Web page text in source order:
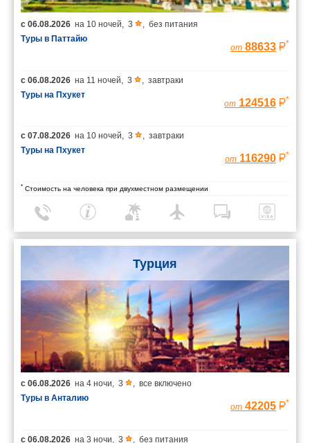
с 06.08.2026 на 10 ночей 3
без питания
Туры в Паттайю
от 88633 *
с 06.08.2026 на 11 ночей 3
завтраки
Туры на Пхукет
от 124516 *
с 07.08.2026 на 10 ночей 3
завтраки
Туры на Пхукет
от 116290 *
* Стоимость на человека при двухместном размещении
Турция
с 06.08.2026 на 4 ночи, 3 , все включено
Туры в Анталию
от 42205 *
с 06.08.2026 на 3 ночи, 3 , без питания